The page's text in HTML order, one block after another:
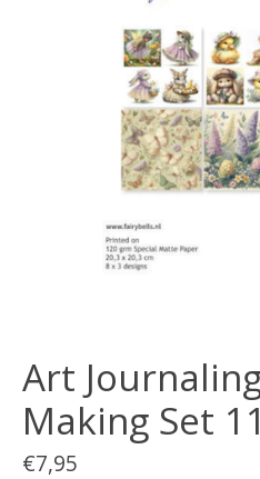
Art
Making Set 11
€7,95